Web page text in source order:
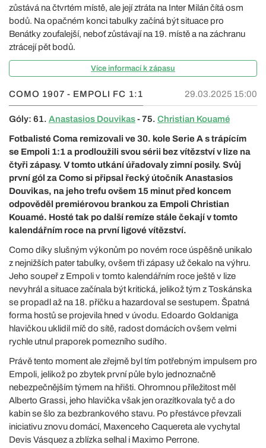
zůstává na čtvrtém místě, ale její ztráta na Inter Milán čítá osm
bodů. Na opačném konci tabulky začíná být situace pro
Benátky zoufalejší, neboť zůstávají na 19. místě a na záchranu
ztrácejí pět bodů.
Více informací k zápasu
COMO 1907 - EMPOLI FC 1:1 29.03.2025 15:00
Góly: 61. Anastasios Douvikas- 75. Christian Kouamé
Fotbalisté Coma remizovali ve 30. kole Serie A s trápícím
se Empoli 1:1 a prodloužili svou sérii bez vítězství v lize na
čtyři zápasy. V tomto utkání úřadovaly zimní posily. Svůj
první gól za Como si připsal řecký útočník Anastasios
Douvikas, na jeho trefu ovšem 15 minut před koncem
odpověděl premiérovou brankou za Empoli Christian
Kouamé. Hosté tak po další remíze stále čekají v tomto
kalendářním roce na první ligové vítězství.
Como díky slušným výkonům po novém roce úspěšně unikalo
z nejnižších pater tabulky, ovšem tři zápasy už čekalo na výhru.
Jeho soupeř z Empoli v tomto kalendářním roce ještě v lize
nevyhrál a situace začínala být kritická, jelikož tým z Toskánska
se propadl až na 18. příčku a hazardoval se sestupem. Špatná
forma hostů se projevila hned v úvodu. Edoardo Goldaniga
hlavičkou uklidil míč do sítě, radost domácích ovšem velmi
rychle utnul praporek pomezního sudího.
Právě tento moment ale zřejmě byl tím potřebným impulsem pro
Empoli, jelikož po zbytek první půle bylo jednoznačně
nebezpečnějším týmem na hřišti. Ohromnou příležitost měl
Alberto Grassi, jeho hlavička však jen orazítkovala tyč a do
kabin se šlo za bezbrankového stavu. Po přestávce převzali
iniciativu znovu domácí, Maxenceho Caquereta ale vychytal
Devis Vásquez a zblízka selhal i Maximo Perrone.